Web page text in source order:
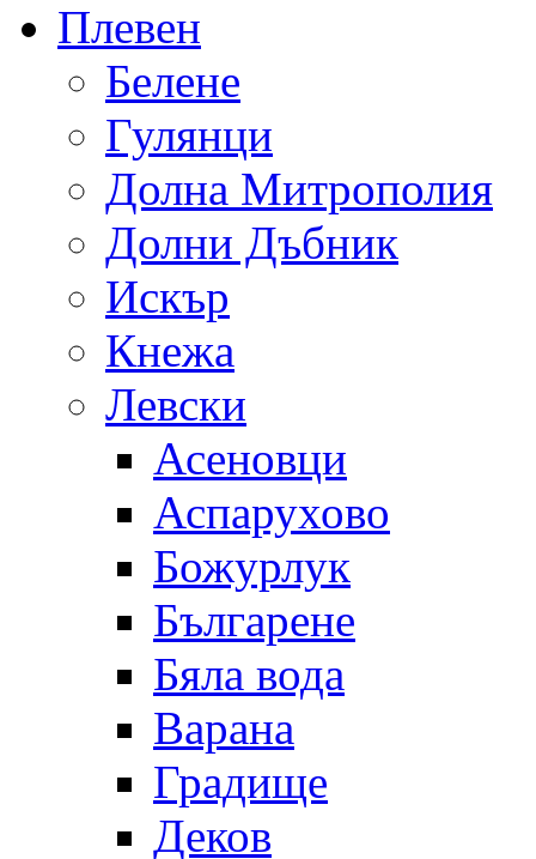
Плевен
Белене
Гулянци
Долна Митрополия
Долни Дъбник
Искър
Кнежа
Левски
Асеновци
Аспарухово
Божурлук
Българене
Бяла вода
Варана
Градище
Деков